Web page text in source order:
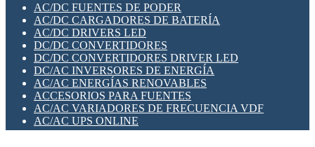
SWITCH Y MICROSWITCH
TARJETAS PI
UNIÓN Y DERIVACIÓN DE CABLE
PLACAS MODULARES IOT
SWITCHES Y REDES WIFI
SOLUCIONES IOT
SOLUCIONES LORAWAN
SOLUCIONES RED CELULAR
SEGURIDAD PARA REDES
SWITCHES LAN
TELEFONÍA IP (VOIP)
VIGILANCIA IP (CCTV)
MESHTASTIC
AC/DC FUENTES DE PODER
AC/DC CARGADORES DE BATERÍA
AC/DC DRIVERS LED
DC/DC CONVERTIDORES
DC/DC CONVERTIDORES DRIVER LED
DC/AC INVERSORES DE ENERGÍA
AC/AC ENERGÍAS RENOVABLES
ACCESORIOS PARA FUENTES
AC/AC VARIADORES DE FRECUENCIA VDF
AC/AC UPS ONLINE